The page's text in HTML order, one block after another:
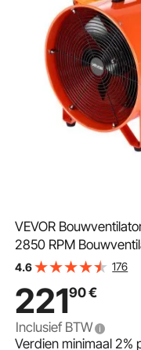
VEVOR
2850 RPM
(8792 m³/h) Axiale
4.6 176
22190€
Inclusief BTW
Verdien minimaal2%